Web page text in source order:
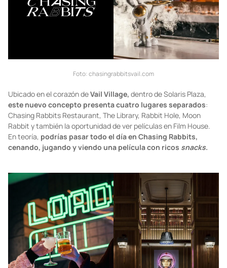
Foto:chasingrabbitsvail.com
Ubicado en el corazón deVail Village,dentro de Solaris Plaza,
este nuevo concepto presenta cuatro lugares separados
Chasing Rabbits Restaurant, The Library, Rabbit Hole, Moon
cenando, jugando y viendo una película con ricossnacks